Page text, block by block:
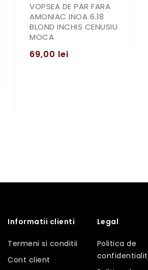
VOPSEA DE PAR FARA
AMONIAC INOA 6.18
BLOND INCHIS CENUSIU
MOCA
69,00 lei
Informatii clienti
Termeni si conditii
Cont client
Legal
Politica de